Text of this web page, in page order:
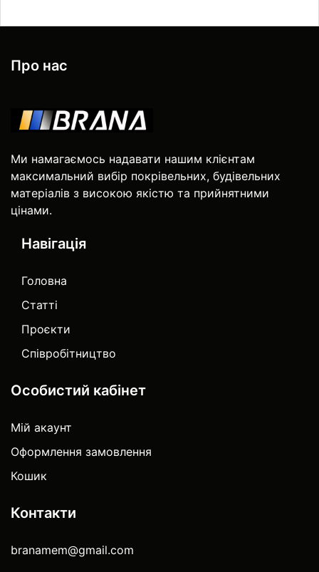
Про нас
Ми намагаємось надавати нашим клієнтам
максимальний вибір покрівельних, будівельних
матеріалів з високою якістю та прийнятними
цінами.
Навігація
Головна
Статті
Проєкти
Співробітництво
Особистий кабінет
Мій акаунт
Оформлення замовлення
Кошик
Контакти
branamem@gmail.com